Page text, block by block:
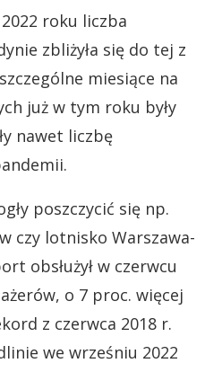
roku liczba
zbliżyła się do tej z
miesiące na
już w tym roku były
nawet liczbę
poszczycić się np.
czy lotnisko Warszawa-
obsłużył w czerwcu
o 7 proc. więcej
z czerwca 2018 r.
we wrześniu 2022